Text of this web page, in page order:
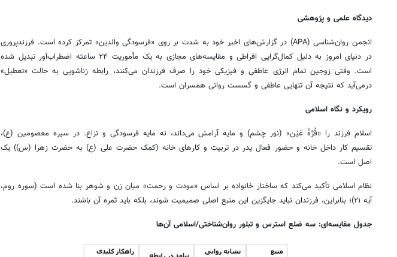
دیدگاه علمی و پژوهشی
انجمن روان‌شناسی (APA) در گزارش‌های اخیر خود به شدت بر روی «فرسودگی والدین» تمرکز کرده است. فرزندپروری
در دنیای امروز به دلیل کمال‌گرایی افراطی و مقایسه‌های مجازی به یک مأموریت ۲۴ ساعته اضطراب‌آور تبدیل شده
است. وقتی زوجین تمام انرژی عاطفی و فیزیکی خود را صرف فرزندان می‌کنند، رابطه زناشویی به حالت «تعطیل»
درمی‌آید که نتیجه آن تنهایی عاطفی و گسست روانی همسران است.
رویکرد و نگاه اسلامی
اسلام فرزند را «قُرَّةُ عَیْن» (نور چشم) و مایه آرامش می‌داند، نه مایه فرسودگی و نزاع. در سیره معصومین (ع)،
تقسیم کار داخل خانه و حضور فعال پدر در تربیت و کارهای خانه (کمک حضرت علی (ع) به حضرت زهرا (س)) یک
اصل است.
نظام اسلامی تأکید می‌کند که ساختار خانواده بر اساس «مودت و رحمت» میان زن و شوهر بنا شده است (سوره روم،
آیه ۲۱)؛ بنابراین، فرزندان نباید جایگزین این منبع اصلی صمیمیت شوند، بلکه باید ثمره آن باشند.
جدول مقایسه‌ای: سه ضلع استرس و تبلور روان‌شناختی/اسلامی آن‌ها